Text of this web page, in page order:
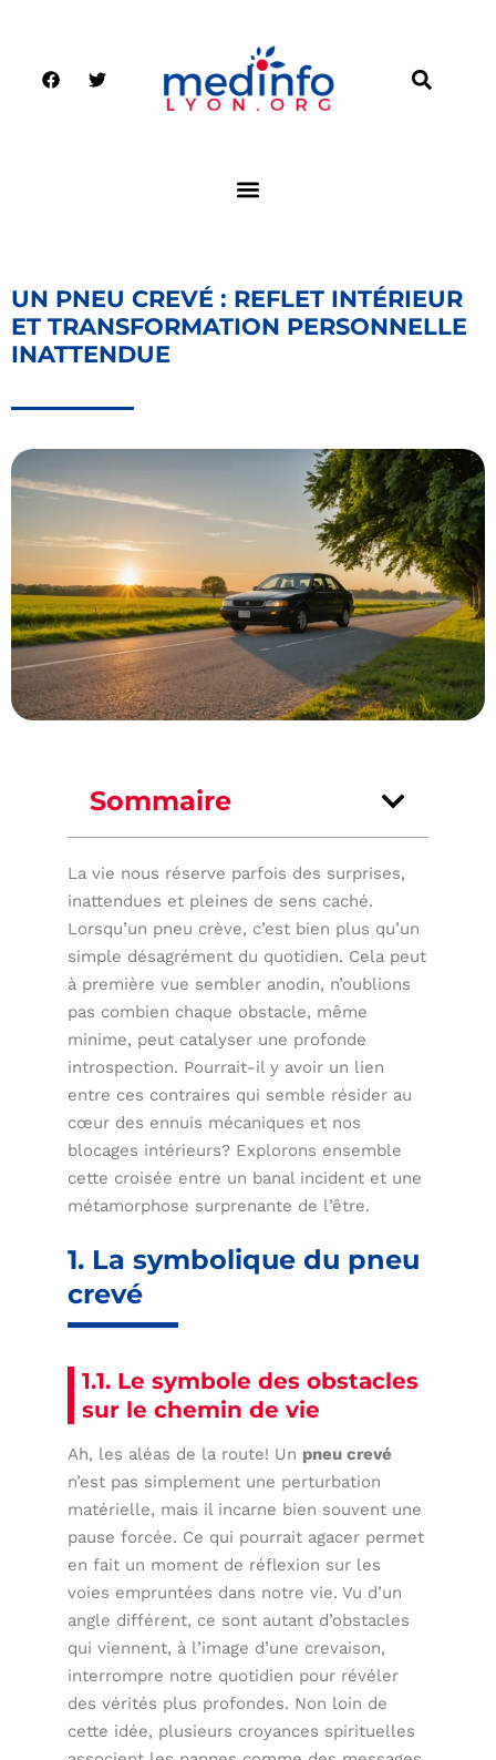
UN PNEU CREVÉ : REFLET INTÉRIEUR
ET TRANSFORMATION PERSONNELLE
INATTENDUE
Sommaire
La vie nous réserve parfois des surprises,
inattendues et pleines de sens caché.
Lorsqu’un pneu crève, c’est bien plus qu’un
simple désagrément du quotidien. Cela peut
à première vue sembler anodin, n’oublions
pas combien chaque obstacle, même
minime, peut catalyser une profonde
introspection. Pourrait-il y avoir un lien
entre ces contraires qui semble résider au
cœur des ennuis mécaniques et nos
blocages intérieurs? Explorons ensemble
cette croisée entre un banal incident et une
métamorphose surprenante de l’être.
1. La symbolique du pneu
crevé
1.1. Le symbole des obstacles
sur le chemin de vie
Ah, les aléas de la route! Un pneu crevé
n’est pas simplement une perturbation
matérielle, mais il incarne bien souvent une
pause forcée. Ce qui pourrait agacer permet
en fait un moment de réflexion sur les
voies empruntées dans notre vie. Vu d’un
angle différent, ce sont autant d’obstacles
qui viennent, à l’image d’une crevaison,
interrompre notre quotidien pour révéler
des vérités plus profondes. Non loin de
cette idée, plusieurs croyances spirituelles